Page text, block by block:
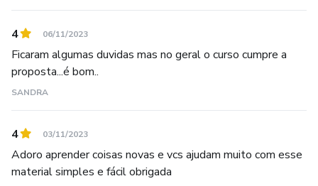
4 06/11/2023
Ficaram algumas duvidas mas no geral o curso cumpre a
proposta...é bom..
SANDRA
4 03/11/2023
Adoro aprender coisas novas e vcs ajudam muito com esse
material simples e fácil obrigada